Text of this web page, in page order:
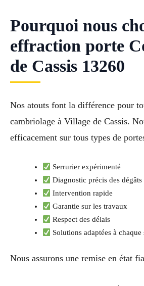
Pourquoi nous
effraction porte
de Cassis 13260
Nos atouts font la différence pour
cambriolage à Village de Cassis.
efficacement sur tous types de
Serrurier expérimenté
Diagnostic précis des dégâts
Intervention rapide
Garantie sur les travaux
Respect des délais
Solutions adaptées à chaque
Nous assurons une remise en état